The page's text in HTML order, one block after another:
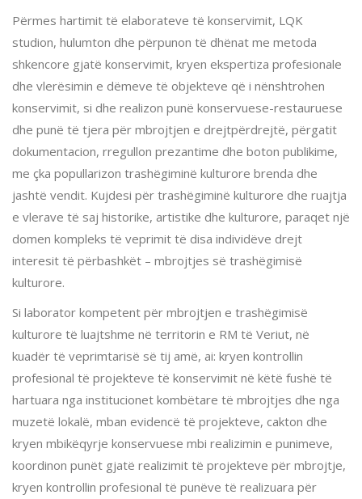
Përmes hartimit të elaborateve të konservimit, LQK
studion, hulumton dhe përpunon të dhënat me metoda
shkencore gjatë konservimit, kryen ekspertiza profesionale
dhe vlerësimin e dëmeve të objekteve që i nënshtrohen
konservimit, si dhe realizon punë konservuese-restauruese
dhe punë të tjera për mbrojtjen e drejtpërdrejtë, përgatit
dokumentacion, rregullon prezantime dhe boton publikime,
me çka popullarizon trashëgiminë kulturore brenda dhe
jashtë vendit. Kujdesi për trashëgiminë kulturore dhe ruajtja
e vlerave të saj historike, artistike dhe kulturore, paraqet një
domen kompleks të veprimit të disa individëve drejt
interesit të përbashkët – mbrojtjes së trashëgimisë
kulturore.
Si laborator kompetent për mbrojtjen e trashëgimisë
kulturore të luajtshme në territorin e RM të Veriut, në
kuadër të veprimtarisë së tij amë, ai: kryen kontrollin
profesional të projekteve të konservimit në këtë fushë të
hartuara nga institucionet kombëtare të mbrojtjes dhe nga
muzetë lokalë, mban evidencë të projekteve, cakton dhe
kryen mbikëqyrje konservuese mbi realizimin e punimeve,
koordinon punët gjatë realizimit të projekteve për mbrojtje,
kryen kontrollin profesional të punëve të realizuara për